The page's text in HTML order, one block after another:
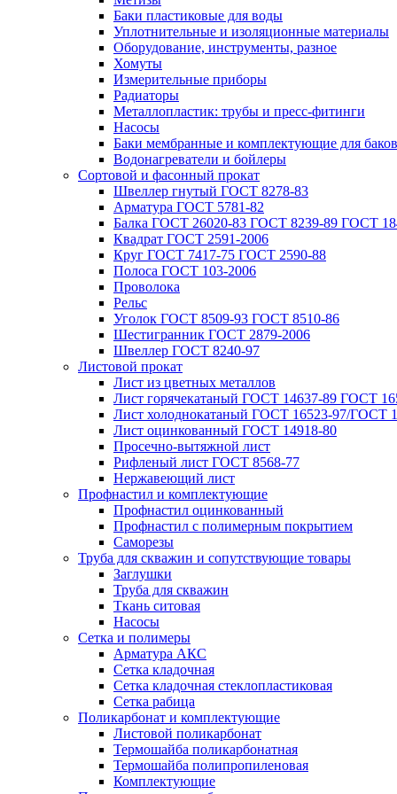
Баки пластиковые для воды
Уплотнительные и изоляционные материалы
Оборудование, инструменты, разное
Хомуты
Измерительные приборы
Радиаторы
Металлопластик: трубы и пресс-фитинги
Насосы
Баки мембранные и комплектующие для баков
Водонагреватели и бойлеры
Сортовой и фасонный прокат
Швеллер гнутый ГОСТ 8278-83
Арматура ГОСТ 5781-82
Балка ГОСТ 26020-83 ГОСТ 8239-89 ГОСТ
Квадрат ГОСТ 2591-2006
Круг ГОСТ 7417-75 ГОСТ 2590-88
Полоса ГОСТ 103-2006
Проволока
Рельс
Уголок ГОСТ 8509-93 ГОСТ 8510-86
Шестигранник ГОСТ 2879-2006
Швеллер ГОСТ 8240-97
Листовой прокат
Лист из цветных металлов
Лист горячекатаный ГОСТ 14637-89 ГОСТ
Лист холоднокатаный ГОСТ 16523-97/ГОСТ
Лист оцинкованный ГОСТ 14918-80
Просечно-вытяжной лист
Рифленый лист ГОСТ 8568-77
Нержавеющий лист
Профнастил и комплектующие
Профнастил оцинкованный
Профнастил с полимерным покрытием
Саморезы
Труба для скважин и сопутствующие товары
Заглушки
Труба для скважин
Ткань ситовая
Насосы
Сетка и полимеры
Арматура АКС
Сетка кладочная
Сетка кладочная стеклопластиковая
Сетка рабица
Поликарбонат и комплектующие
Листовой поликарбонат
Термошайба поликарбонатная
Термошайба полипропиленовая
Комплектующие